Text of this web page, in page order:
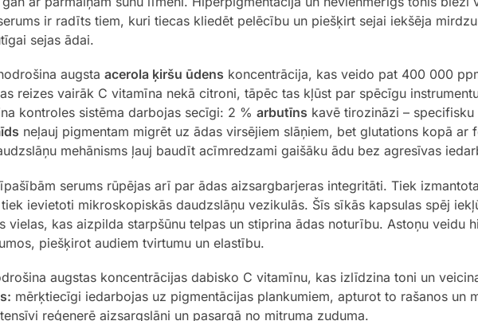
ir radīts tiem, kuri tiecas kliedēt pelēcību un piešķirt sejai iekšēja
sejas ādai.
augsta acerola ķiršu ūdens koncentrācija, kas veido pat 400 000
reizes vairāk C vitamīna nekā citroni, tāpēc tas kļūst par spēcīgu
kontroles sistēma darbojas secīgi: 2 % arbutīns kavē tirozināzi –
neļauj pigmentam migrēt uz ādas virsējiem slāņiem, bet glutations kopā ar
mehānisms ļauj baudīt acīmredzami gaišāku ādu bez agresīvas
serums rūpējas arī par ādas aizsargbarjeras integritāti. Tiek
ievietoti mikroskopiskās daudzslāņu vezikulās. Šīs sīkās kapsulas spēj
vielas, kas aizpilda starpšūnu telpas un stiprina ādas noturību. Astoņu veidu
piešķirot audiem tvirtumu un elastību.
augstas koncentrācijas dabisko C vitamīnu, kas izlīdzina toni un
mērķtiecīgi iedarbojas uz pigmentācijas plankumiem, apturot to rašanos un
reģenerē aizsargslāni un pasargā no mitruma zuduma.